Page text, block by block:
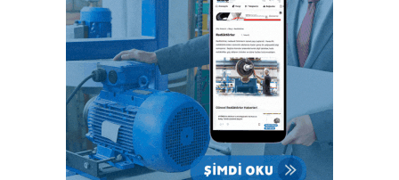
Eurasia, Yapıştırıcılar ve Yapıştırma Teknolojileri Fuarı
Adhesive &Bonding Eurasia, 6. Uluslararası Endüstriyel
Kaplama Teknolojileri Fuarı PaintExpo Eurasia, 5.
Uluslararası Yüzey İşlem, Galvaniz Kimyasalları ve
Teknolojileri Fuarı Surtech Eurasia fuarlarında sektör
profesyonellerini bir araya getirecek. Birçok yeni
teknolojinin, ürün ve ilklerin tanıtılacağı fuarlara ev sahipliği
yapacak Artkim Fuarcılık, kimya sektöründen 200’ün